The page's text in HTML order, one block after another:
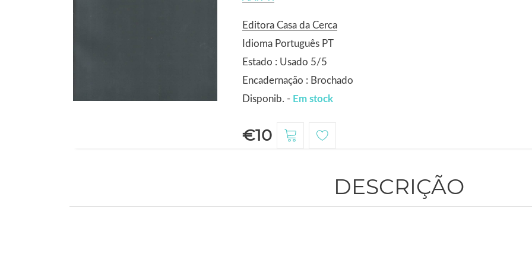
Editora Casa da Cerca
Idioma Português PT
Estado : Usado 5/5
Encadernação : Brochado
Disponib. - Em stock
€10
DESCRIÇÃO